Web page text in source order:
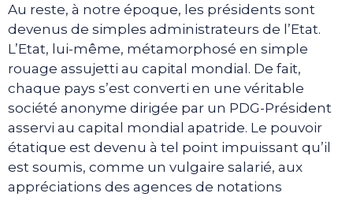
Au reste, à notre époque, les présidents sont
devenus de simples administrateurs de l’Etat.
L’Etat, lui-même, métamorphosé en simple
rouage assujetti au capital mondial. De fait,
chaque pays s’est converti en une véritable
société anonyme dirigée par un PDG-Président
asservi au capital mondial apatride. Le pouvoir
étatique est devenu à tel point impuissant qu’il
est soumis, comme un vulgaire salarié, aux
appréciations des agences de notations